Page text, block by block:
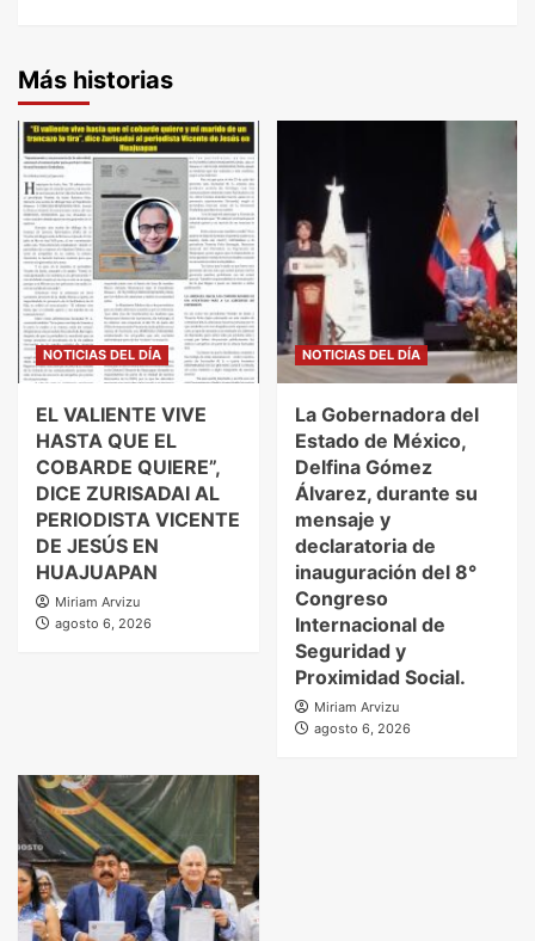
Más historias
NOTICIAS DEL DÍA
EL VALIENTE VIVE
HASTA QUE EL
COBARDE QUIERE”,
DICE ZURISADAI AL
PERIODISTA VICENTE
DE JESÚS EN
HUAJUAPAN
Miriam Arvizu
agosto 6, 2026
NOTICIAS DEL DÍA
La Gobernadora del
Estado de México,
Delfina Gómez
Álvarez, durante su
mensaje y
declaratoria de
inauguración del 8°
Congreso
Internacional de
Seguridad y
Proximidad Social.
Miriam Arvizu
agosto 6, 2026